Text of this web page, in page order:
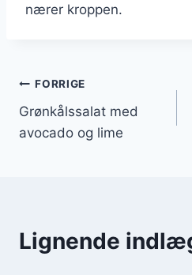
nærer kroppen.
FORRIGE
Grønkålssalat med
avocado og lime
Lignende